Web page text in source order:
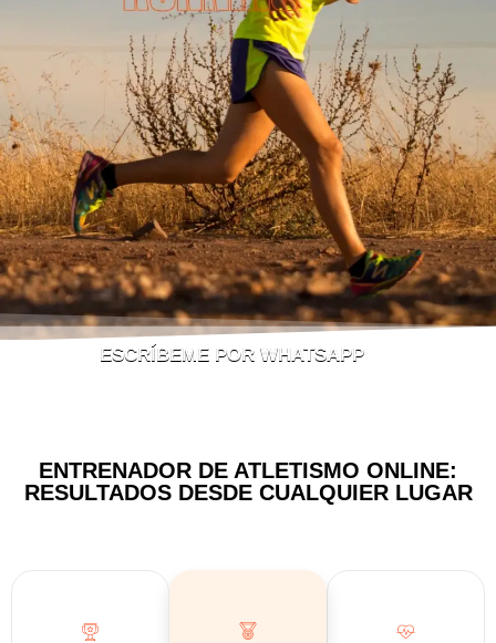
ESCRÍBEME POR WHATSAPP
ENTRENADOR DE ATLETISMO ONLINE:
RESULTADOS DESDE CUALQUIER LUGAR